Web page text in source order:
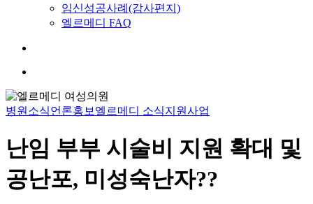
임신성공사례(감사편지)
엘르메디 FAQ
병원소식언론홍보 엘르메디 소식지원사업
난임 부부 시술비 지원 확대 및
공난포, 미성숙난자??